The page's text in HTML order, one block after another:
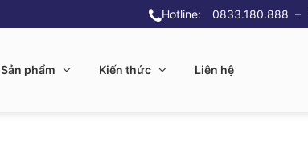
Hotline: 0833.180.888 –
Sản phẩm Kiến thức Liên hệ